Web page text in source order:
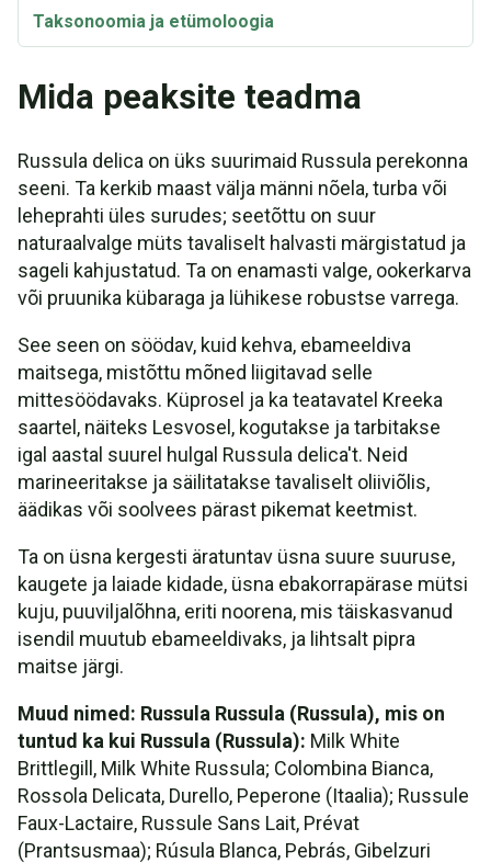
Taksonoomia ja etümoloogia
Mida peaksite teadma
Russula delica on üks suurimaid Russula perekonna
seeni. Ta kerkib maast välja männi nõela, turba või
leheprahti üles surudes; seetõttu on suur
naturaalvalge müts tavaliselt halvasti märgistatud ja
sageli kahjustatud. Ta on enamasti valge, ookerkarva
või pruunika kübaraga ja lühikese robustse varrega.
See seen on söödav, kuid kehva, ebameeldiva
maitsega, mistõttu mõned liigitavad selle
mittesöödavaks. Küprosel ja ka teatavatel Kreeka
saartel, näiteks Lesvosel, kogutakse ja tarbitakse
igal aastal suurel hulgal Russula delica't. Neid
marineeritakse ja säilitatakse tavaliselt oliiviõlis,
äädikas või soolvees pärast pikemat keetmist.
Ta on üsna kergesti äratuntav üsna suure suuruse,
kaugete ja laiade kidade, üsna ebakorrapärase mütsi
kuju, puuviljalõhna, eriti noorena, mis täiskasvanud
isendil muutub ebameeldivaks, ja lihtsalt pipra
maitse järgi.
Muud nimed: Russula Russula (Russula), mis on
tuntud ka kui Russula (Russula): Milk White
Brittlegill, Milk White Russula; Colombina Bianca,
Rossola Delicata, Durello, Peperone (Itaalia); Russule
Faux-Lactaire, Russule Sans Lait, Prévat
(Prantsusmaa); Rúsula Blanca, Pebrás, Gibelzuri